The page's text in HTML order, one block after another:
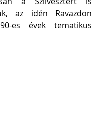
az idén Ravazdon
es évek tematikus